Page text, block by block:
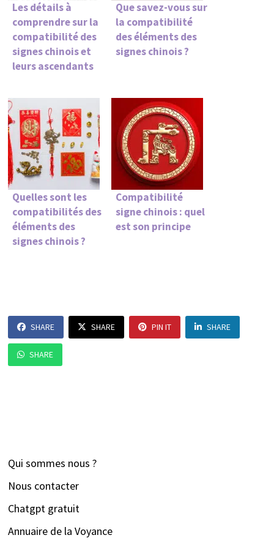
Les détails à
comprendre sur la
compatibilité des
signes chinois et
leurs ascendants
Que savez-vous sur
la compatibilité
des éléments des
signes chinois ?
Quelles sont les
compatibilités des
éléments des
signes chinois ?
Compatibilité
signe chinois : quel
est son principe
SHARE SHARE PIN IT SHARE
SHARE
Qui sommes nous ?
Nous contacter
Chatgpt gratuit
Annuaire de la Voyance